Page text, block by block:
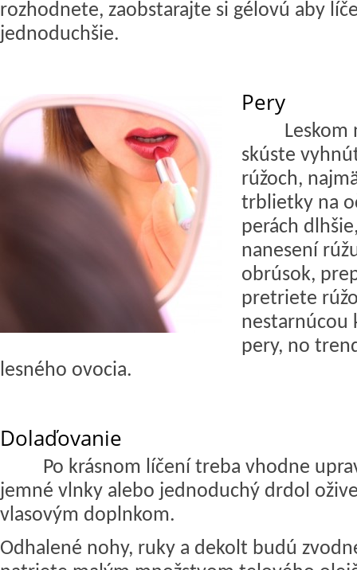
rozhodnete, zaobstarajte si gélovú aby
jednoduchšie.
Pery
Leskom
skúste
rúžoch,
trblietky na
perách
nanesení
obrúsok,
pretriete
nestarnúcou
pery, no
lesného ovocia.
Dolaďovanie
Po krásnom líčení treba vhodne
jemné vlnky alebo jednoduchý drdol
vlasovým doplnkom.
Odhalené nohy, ruky a dekolt budú